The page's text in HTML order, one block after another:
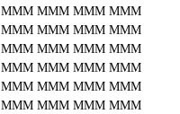
MMM MMM MMM MMM
MMM MMM MMM MMM
MMM MMM MMM MMM
MMM MMM MMM MMM
MMM MMM MMM MMM
MMM MMM MMM MMM